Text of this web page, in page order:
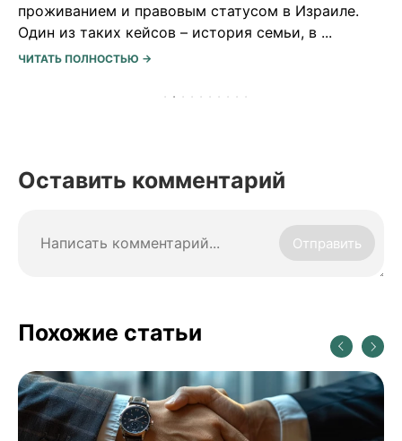
проживанием и правовым статусом в Израиле.
Один из таких кейсов – история семьи, в ...
ЧИТАТЬ ПОЛНОСТЬЮ →
Оставить комментарий
Отправить
Похожие статьи